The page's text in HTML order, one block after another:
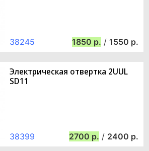
38245 1850 / 1550
Электрическая отвертка 2UUL
SD11
38399 2700 / 2400